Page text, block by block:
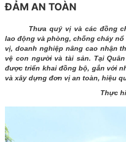
ĐẢM AN TOÀN
Thưa quý vị và các đồng
lao động và phòng, chống cháy
vị, doanh nghiệp nâng cao nhận
vệ con người và tài sản. Tại
được triển khai đồng bộ, gắn với
và xây dựng đơn vị an toàn, hiệu
Thực